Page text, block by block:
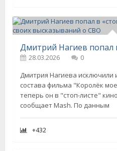
28.03.2026
0
Дмитрия Нагиева исключили
состава фильма "Королёк
теперь он в "стоп-листе"
сообщает Mash. По данным
+432